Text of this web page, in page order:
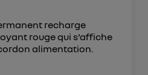
recharge
rouge qui s'affiche
alimentation.